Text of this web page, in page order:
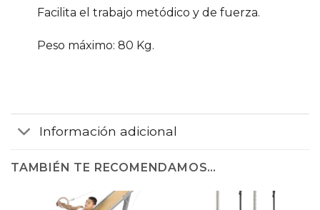
Facilita el trabajo metódico y de fuerza.
Peso máximo: 80 Kg.
Información adicional
TAMBIÉN TE RECOMENDAMOS…